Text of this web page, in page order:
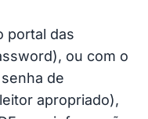
portal das
ou com o
de
apropriado),